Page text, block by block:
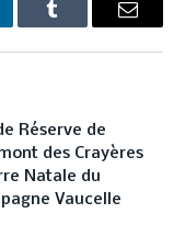
Tumblr Email
Réserve de
des Crayères
Natale du
Vaucelle